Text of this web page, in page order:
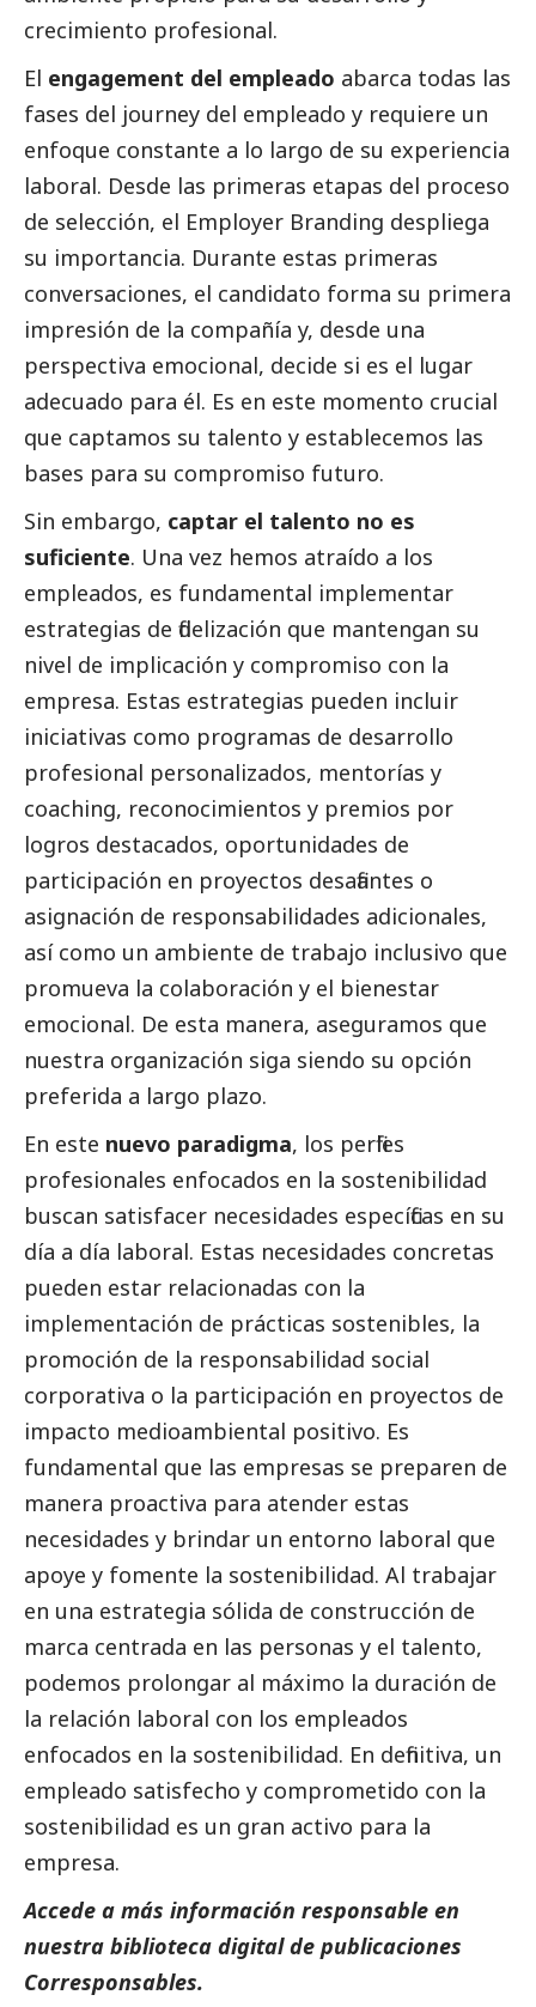
crecimiento profesional.
El engagement del empleado abarca todas las
fases del journey del empleado y requiere un
enfoque constante a lo largo de su experiencia
laboral. Desde las primeras etapas del proceso
de selección, el Employer Branding despliega
su importancia. Durante estas primeras
conversaciones, el candidato forma su primera
impresión de la compañía y, desde una
perspectiva emocional, decide si es el lugar
adecuado para él. Es en este momento crucial
que captamos su talento y establecemos las
bases para su compromiso futuro.
Sin embargo, captar el talento no es
suficiente. Una vez hemos atraído a los
empleados, es fundamental implementar
estrategias de fidelización que mantengan su
nivel de implicación y compromiso con la
empresa. Estas estrategias pueden incluir
iniciativas como programas de desarrollo
profesional personalizados, mentorías y
coaching, reconocimientos y premios por
logros destacados, oportunidades de
participación en proyectos desafiantes o
asignación de responsabilidades adicionales,
así como un ambiente de trabajo inclusivo que
promueva la colaboración y el bienestar
emocional. De esta manera, aseguramos que
nuestra organización siga siendo su opción
preferida a largo plazo.
En este nuevo paradigma, los perfiles
profesionales enfocados en la sostenibilidad
buscan satisfacer necesidades específicas en su
día a día laboral. Estas necesidades concretas
pueden estar relacionadas con la
implementación de prácticas sostenibles, la
promoción de la responsabilidad social
corporativa o la participación en proyectos de
impacto medioambiental positivo. Es
fundamental que las empresas se preparen de
manera proactiva para atender estas
necesidades y brindar un entorno laboral que
apoye y fomente la sostenibilidad. Al trabajar
en una estrategia sólida de construcción de
marca centrada en las personas y el talento,
podemos prolongar al máximo la duración de
la relación laboral con los empleados
enfocados en la sostenibilidad. En definitiva, un
empleado satisfecho y comprometido con la
sostenibilidad es un gran activo para la
empresa.
Accede a más información responsable en
nuestra biblioteca digital de publicaciones
Corresponsables.